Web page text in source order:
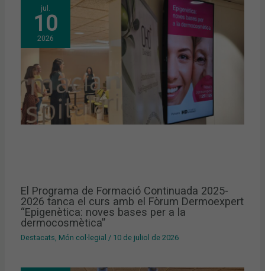
jul.
10
2026
El Programa de Formació Continuada 2025-
2026 tanca el curs amb el Fòrum Dermoexpert
“Epigenètica: noves bases per a la
dermocosmètica”
Destacats Món col·legial / 10 de juliol de 2026